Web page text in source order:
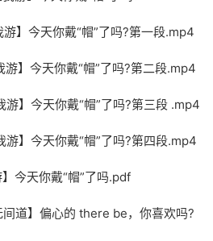
】今天你戴“帽”了吗?第一段.mp4
游】今天你戴“帽”了吗?第二段.mp4
游】今天你戴“帽”了吗?第三段 .mp4
游】今天你戴“帽”了吗?第四段.mp4
今天你戴“帽”了吗.pdf
道】偏心的 there be，你喜欢吗?